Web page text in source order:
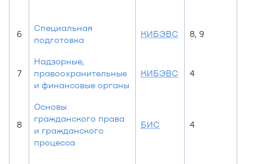
6
Специальная
подготовка
КИБЭВС 8, 9
7
Надзорные,
правоохранительные
и финансовые органы
КИБЭВС 4
8
Основы
гражданского права
и гражданского
процесса
БИС 4